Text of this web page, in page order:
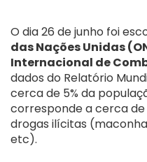
O dia 26 de junho foi
das Nações Unidas
Internacional de
dados do Relatório
cerca de 5% da
corresponde a cerca de
drogas ilícitas
etc).